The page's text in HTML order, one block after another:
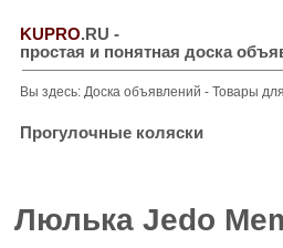
KUPRO.RU -
простая и понятная доска
Вы здесь: Доска объявлений - Товары
Прогулочные коляски
Люлька Jedo